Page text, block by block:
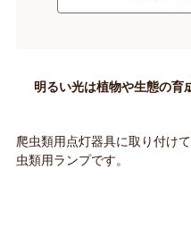
明るい光は植物や生態の育
爬虫類用点灯器具に取り付け
虫類用ランプです。